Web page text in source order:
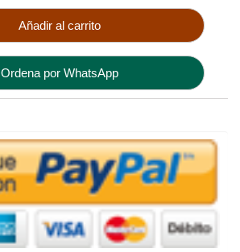
Añadir al carrito
Ordena por WhatsApp